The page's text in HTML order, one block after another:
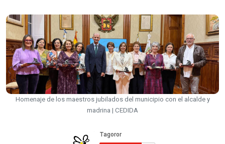
Homenaje de los maestros jubilados del municipio con el alcalde y
madrina | CEDIDA